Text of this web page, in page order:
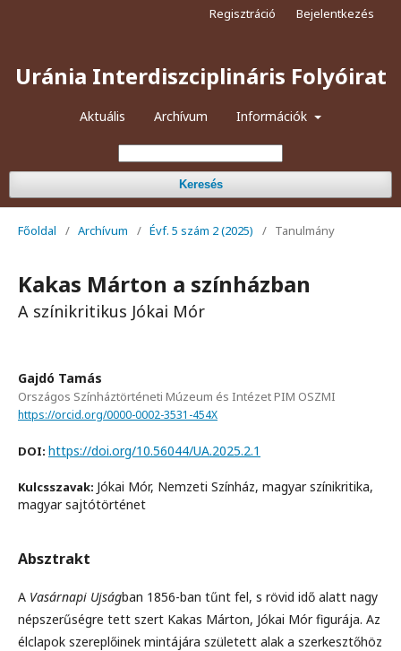
Uránia Interdiszciplináris Folyóirat
Aktuális Archívum Információk
Keresés
Regisztráció Bejelentkezés
Főoldal / Archívum / Évf. 5 szám 2 (2025) / Tanulmány
Kakas Márton a színházban
A színikritikus Jókai Mór
Gajdó Tamás
Országos Színháztörténeti Múzeum és Intézet PIM OSZMI
https://orcid.org/0000-0002-3531-454X
DOI: https://doi.org/10.56044/UA.2025.2.1
Kulcsszavak: Jókai Mór, Nemzeti Színház, magyar színikritika,
magyar sajtótörténet
Absztrakt
A Vasárnapi Ujságban 1856-ban tűnt fel, s rövid idő alatt nagy
népszerűségre tett szert Kakas Márton, Jókai Mór figurája. Az
élclapok szereplőinek mintájára született alak a szerkesztőhöz